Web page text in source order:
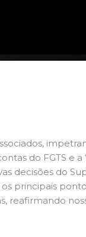
do FGTS e a
decisões do
principais
reafirmando